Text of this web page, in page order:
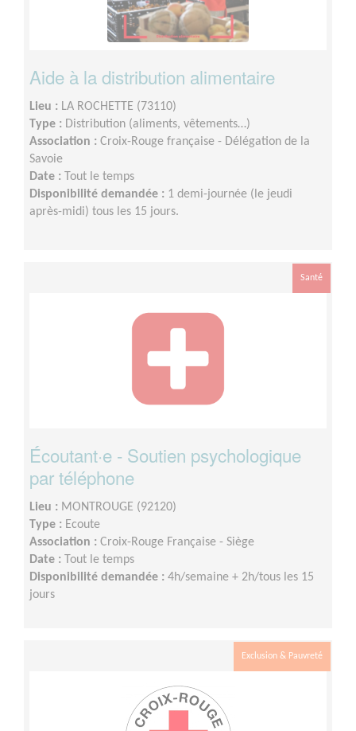
Aide à la distribution alimentaire
Lieu : LA ROCHETTE (73110)
Type : Distribution (aliments, vêtements…)
Association : Croix-Rouge française - Délégation de la
Savoie
Date : Tout le temps
Disponibilité demandée : 1 demi-journée (le jeudi
après-midi) tous les 15 jours.
Santé
Écoutant·e - Soutien psychologique
par téléphone
Lieu : MONTROUGE (92120)
Type : Ecoute
Association : Croix-Rouge Française - Siège
Date : Tout le temps
Disponibilité demandée : 4h/semaine + 2h/tous les 15
jours
Exclusion & Pauvreté